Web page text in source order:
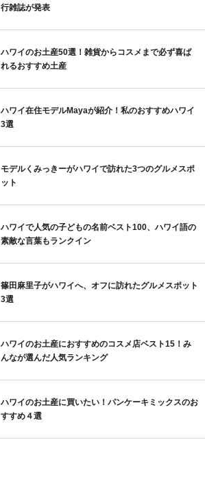
行雑誌が発表
ハワイのお土産50選！雑貨からコスメまで必ず喜ば
れるおすすめ土産
ハワイ在住モデルMayaが紹介！私のおすすめハワイ
3選
モデルくみっきーがハワイで訪れた3つのグルメスポ
ット
ハワイで人気の子どもの名前ベスト100、ハワイ語の
素敵な言葉もランクイン
篠田麻里子がハワイへ、オフに訪れたグルメスポット
3選
ハワイのお土産におすすめのコスメ店ベスト15！み
んなが選んだ人気ランキング
ハワイのお土産に買いたい！パンケーキミックスのお
すすめ４選